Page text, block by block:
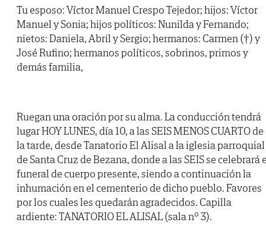
Tu esposo: Víctor Manuel Crespo Tejedor; hijos: Víctor
Manuel y Sonia; hijos políticos: Nunilda y Fernando;
nietos: Daniela, Abril y Sergio; hermanos: Carmen (†) y
José Rufino; hermanos políticos, sobrinos, primos y
demás familia,
Ruegan una oración por su alma. La conducción tendrá
lugar HOY LUNES, día 10, a las SEIS MENOS CUARTO de
la tarde, desde Tanatorio El Alisal a la iglesia parroquial
de Santa Cruz de Bezana, donde a las SEIS se celebrará
funeral de cuerpo presente, siendo a continuación la
inhumación en el cementerio de dicho pueblo. Favores
por los cuales les quedarán agradecidos. Capilla
ardiente: TANATORIO EL ALISAL (sala nº 3).